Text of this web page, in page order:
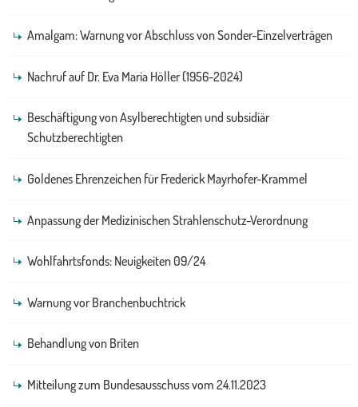
Amalgam: Warnung vor Abschluss von Sonder-Einzelverträgen
Nachruf auf Dr. Eva Maria Höller (1956-2024)
Beschäftigung von Asylberechtigten und subsidiär
Schutzberechtigten
Goldenes Ehrenzeichen für Frederick Mayrhofer-Krammel
Anpassung der Medizinischen Strahlenschutz-Verordnung
Wohlfahrtsfonds: Neuigkeiten 09/24
Warnung vor Branchenbuchtrick
Behandlung von Briten
Mitteilung zum Bundesausschuss vom 24.11.2023